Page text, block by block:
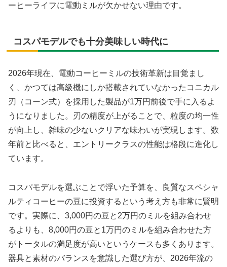
ーヒーライフに電動ミルが欠かせない理由です。
コスパモデルでも十分美味しい時代に
2026年現在、電動コーヒーミルの技術革新は目覚まし
く、かつては高級機にしか搭載されていなかったコニカル
刃（コーン式）を採用した製品が1万円前後で手に入るよ
うになりました。刃の精度が上がることで、粒度の均一性
が向上し、雑味の少ないクリアな味わいが実現します。数
年前と比べると、エントリークラスの性能は格段に進化し
ています。
コスパモデルを選ぶことで浮いた予算を、良質なスペシャ
ルティコーヒーの豆に投資するという考え方も非常に賢明
です。実際に、3,000円の豆と2万円のミルを組み合わせ
るよりも、8,000円の豆と1万円のミルを組み合わせた方
がトータルの満足度が高いというケースも多くあります。
器具と素材のバランスを意識した選び方が、2026年流の